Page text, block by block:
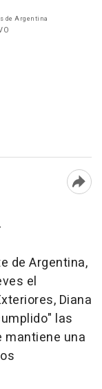
de Argentina
de Argentina,
el
Diana
las
mantiene una